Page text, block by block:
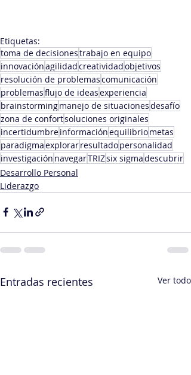
Etiquetas:
toma de decisionestrabajo en equipo
innovaciónagilidadcreatividadobjetivos
resolución de problemascomunicación
problemasflujo de ideasexperiencia
brainstormingmanejo de situacionesdesafío
zona de confortsoluciones originales
incertidumbreinformaciónequilibriometas
paradigmaexplorarresultadopersonalidad
investigación navegarTRIZsix sigmadescubrir
Desarrollo Personal
Liderazgo
Entradas recientes Ver todo